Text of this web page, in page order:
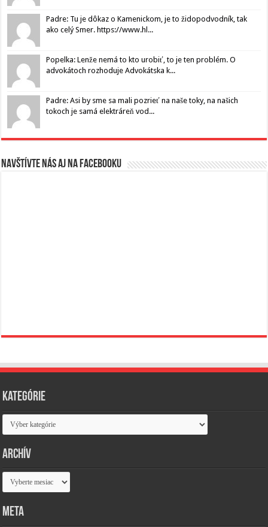
Padre: Tu je dôkaz o Kamenickom, je to židopodvodník, tak
ako celý Smer. https://www.hl...
Popelka: Lenže nemá to kto urobiť, to je ten problém. O
advokátoch rozhoduje Advokátska k...
Padre: Asi by sme sa mali pozrieť na naše toky, na našich
tokoch je samá elektráreň vod...
Navštívte nás aj na Facebooku
Kategórie
Kategórie
Archív
Archív
Meta